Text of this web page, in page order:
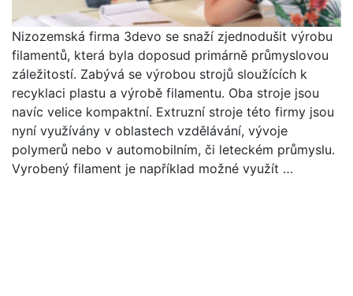
Nizozemská firma 3devo se snaží zjednodušit výrobu
filamentů, která byla doposud primárně průmyslovou
záležitostí. Zabývá se výrobou strojů sloužících k
recyklaci plastu a výrobě filamentu. Oba stroje jsou
navíc velice kompaktní. Extruzní stroje této firmy jsou
nyní využívány v oblastech vzdělávání, vývoje
polymerů nebo v automobilním, či leteckém průmyslu.
Vyrobený filament je například možné využít …